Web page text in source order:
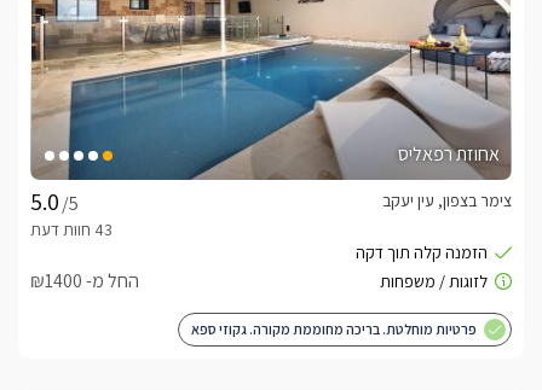
אחוזת רפאליס
/5
צימר בצפון, עין יעקב
החל מ- ₪1400
פרטיות מוחלטת. בריכה מחוממת מקורה. גקוזי ספא